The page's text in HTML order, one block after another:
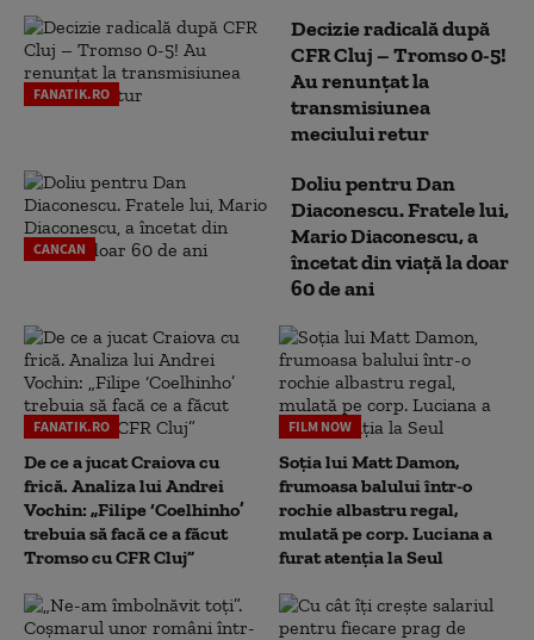
FANATIK.RO
Decizie radicală după
CFR Cluj – Tromso 0-5!
Au renunțat la
transmisiunea
meciului retur
CANCAN
Doliu pentru Dan
Diaconescu. Fratele lui,
Mario Diaconescu, a
încetat din viață la doar
60 de ani
FANATIK.RO
De ce a jucat Craiova cu
frică. Analiza lui Andrei
Vochin: „Filipe ‘Coelhinho’
trebuia să facă ce a făcut
Tromso cu CFR Cluj”
FILM NOW
Soția lui Matt Damon,
frumoasa balului într-o
rochie albastru regal,
mulată pe corp. Luciana a
furat atenția la Seul